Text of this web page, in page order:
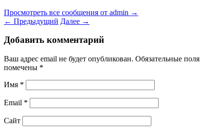
Просмотреть все сообщения от admin →
← Предыдущий Далее →
Добавить комментарий
Ваш адрес email не будет опубликован. Обязательные поля
помечены *
Имя *
Email *
Сайт